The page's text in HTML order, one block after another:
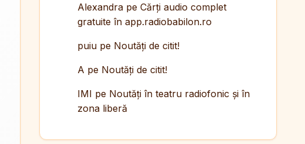
Alexandrape Cărți audio complet
gratuite în app.radiobabilon.ro
puiupe Noutăți de citit!
A pe Noutăți de citit!
IMI pe Noutăți în teatru radiofonic și în
zona liberă